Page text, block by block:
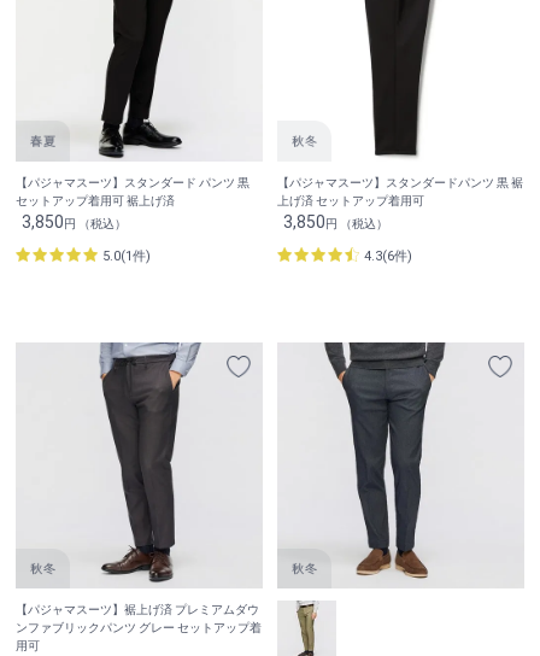
【パジャマスーツ】スタンダード パンツ 黒
セットアップ着用可 裾上げ済
3,850円 （税込）
5.0(1件)
【パジャマスーツ】スタンダードパンツ 黒 裾
上げ済 セットアップ着用可
3,850円 （税込）
4.3(6件)
【パジャマスーツ】裾上げ済 プレミアムダウ
ンファブリックパンツ グレー セットアップ着
用可